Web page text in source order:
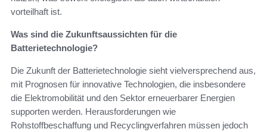
vorteilhaft ist.
Was sind die Zukunftsaussichten für die
Batterietechnologie?
Die Zukunft der Batterietechnologie sieht vielversprechend aus,
mit Prognosen für innovative Technologien, die insbesondere
die Elektromobilität und den Sektor erneuerbarer Energien
supporten werden. Herausforderungen wie
Rohstoffbeschaffung und Recyclingverfahren müssen jedoch